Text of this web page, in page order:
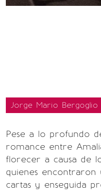
Jorge Mario
Pese a lo profundo
romance entre
florecer a causa de
quienes encontraron
cartas y enseguida